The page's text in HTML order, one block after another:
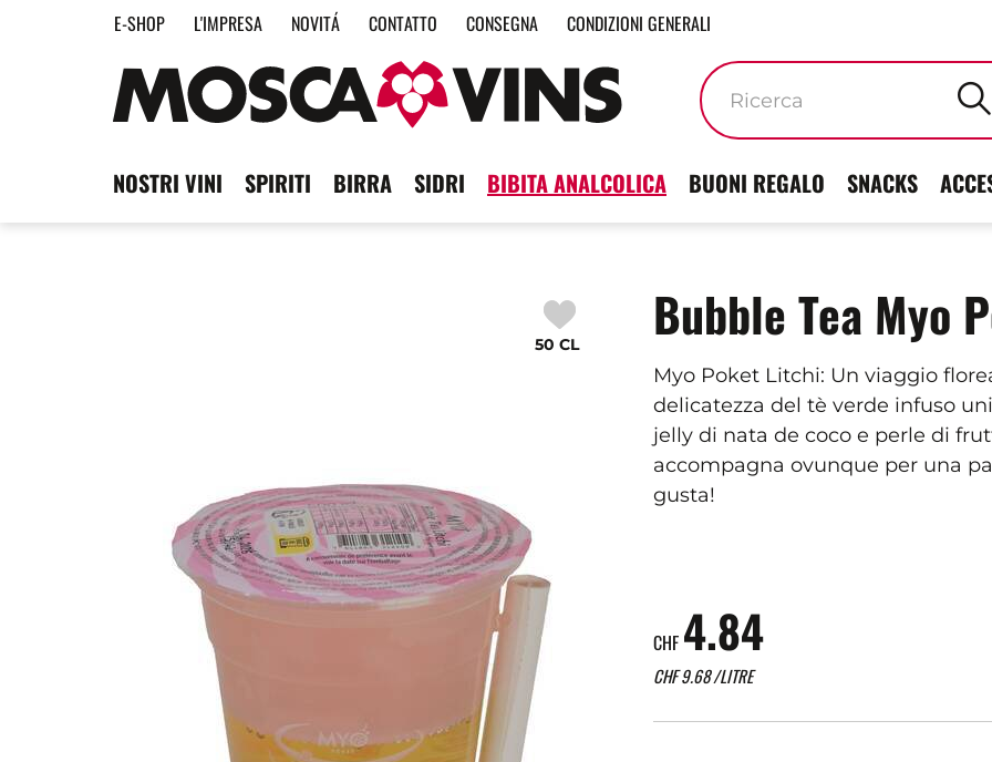
E-SHOP L'IMPRESA NOVITÁ CONTATTO CONSEGNA CONDIZIONI GENERALI
NOSTRI VINI SPIRITI BIRRA SIDRI BIBITA ANALCOLICA BUONI REGALO SNACKS
Parole
chiave
50 CL Bubble Tea Myo
Myo Poket Litchi: Un viaggio
delicatezza del tè verde infuso
jelly di nata de coco e perle di
accompagna ovunque per una
gusta!
CHF 4.84
CHF9.68/LITRE